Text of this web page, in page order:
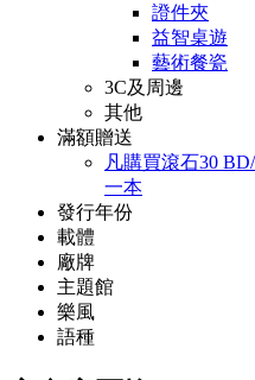
證件夾
益智桌遊
藝術餐瓷
3C及周邊
其他
滿額贈送
凡購買滾石30
一本
發行年份
載體
廠牌
主題館
樂風
語種